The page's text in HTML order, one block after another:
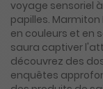
voyage sensoriel
papilles.
en couleurs et en
saura captiver
découvrez des
enquêtes